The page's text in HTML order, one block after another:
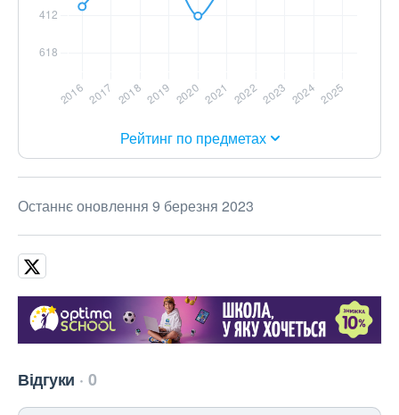
Рейтинг по предметах
Останнє оновлення 9 березня 2023
Відгуки 0